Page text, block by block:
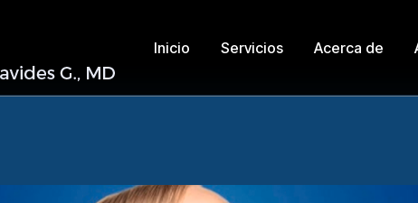
Inicio Servicios Acerca de